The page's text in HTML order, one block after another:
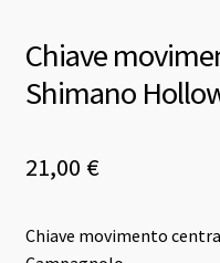
Chiave
Shimano
21,00 €
Chiave movimento